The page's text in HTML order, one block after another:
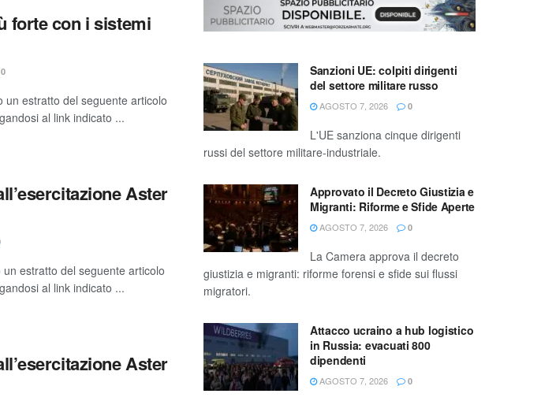
forte con i sistemi
0
un estratto del seguente articolo
al link indicato ...
Aster
estratto del seguente articolo
al link indicato ...
Aster
Sanzioni UE: colpiti dirigenti
del settore militare russo
AGOSTO 7, 2026 0
L'UE sanziona cinque dirigenti
russi del settore militare-industriale.
Approvato il Decreto Giustizia e
Migranti: Riforme e Sfide Aperte
AGOSTO 7, 2026 0
La Camera approva il decreto
giustizia e migranti: riforme forensi e sfide sui flussi
migratori.
Attacco ucraino a hub logistico
in Russia: evacuati 800
dipendenti
AGOSTO 7, 2026 0